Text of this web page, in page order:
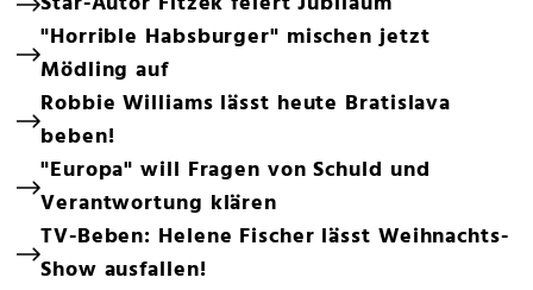
"Horrible Habsburger" mischen jetzt
Mödling auf
Robbie Williams lässt heute Bratislava
beben!
"Europa" will Fragen von Schuld und
Verantwortung klären
TV-Beben: Helene Fischer lässt Weihnachts-
Show ausfallen!